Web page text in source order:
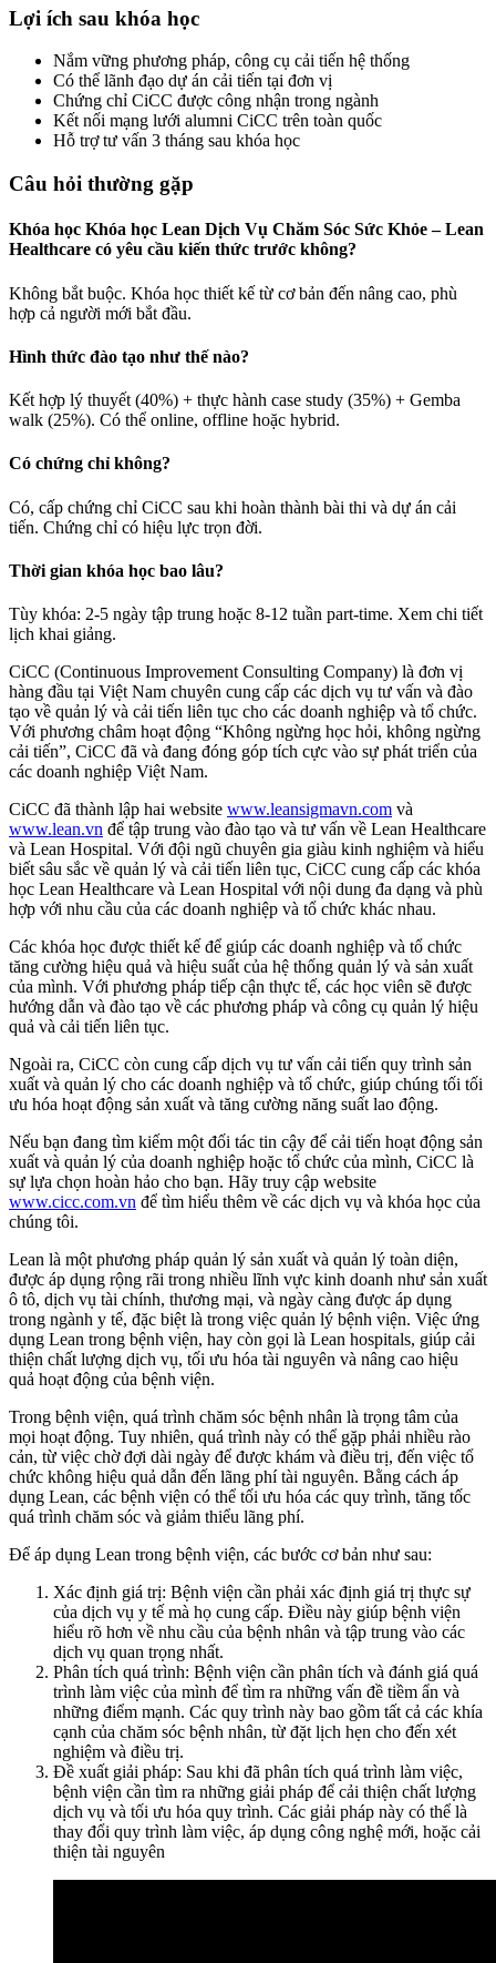
Lợi ích sau khóa học
Nắm vững phương pháp, công cụ cải tiến hệ thống
Có thể lãnh đạo dự án cải tiến tại đơn vị
Chứng chỉ CiCC được công nhận trong ngành
Kết nối mạng lưới alumni CiCC trên toàn quốc
Hỗ trợ tư vấn 3 tháng sau khóa học
Câu hỏi thường gặp
Khóa học Khóa học Lean Dịch Vụ Chăm Sóc Sức Khỏe – Lean
Healthcare có yêu cầu kiến thức trước không?
Không bắt buộc. Khóa học thiết kế từ cơ bản đến nâng cao, phù
hợp cả người mới bắt đầu.
Hình thức đào tạo như thế nào?
Kết hợp lý thuyết (40%) + thực hành case study (35%) + Gemba
walk (25%). Có thể online, offline hoặc hybrid.
Có chứng chỉ không?
Có, cấp chứng chỉ CiCC sau khi hoàn thành bài thi và dự án cải
tiến. Chứng chỉ có hiệu lực trọn đời.
Thời gian khóa học bao lâu?
Tùy khóa: 2-5 ngày tập trung hoặc 8-12 tuần part-time. Xem chi tiết
lịch khai giảng.
CiCC (Continuous Improvement Consulting Company) là đơn vị
hàng đầu tại Việt Nam chuyên cung cấp các dịch vụ tư vấn và đào
tạo về quản lý và cải tiến liên tục cho các doanh nghiệp và tổ chức.
Với phương châm hoạt động “Không ngừng học hỏi, không ngừng
cải tiến”, CiCC đã và đang đóng góp tích cực vào sự phát triển của
các doanh nghiệp Việt Nam.
CiCC đã thành lập hai website www.leansigmavn.com và
www.lean.vn để tập trung vào đào tạo và tư vấn về Lean Healthcare
và Lean Hospital. Với đội ngũ chuyên gia giàu kinh nghiệm và hiểu
biết sâu sắc về quản lý và cải tiến liên tục, CiCC cung cấp các khóa
học Lean Healthcare và Lean Hospital với nội dung đa dạng và phù
hợp với nhu cầu của các doanh nghiệp và tổ chức khác nhau.
Các khóa học được thiết kế để giúp các doanh nghiệp và tổ chức
tăng cường hiệu quả và hiệu suất của hệ thống quản lý và sản xuất
của mình. Với phương pháp tiếp cận thực tế, các học viên sẽ được
hướng dẫn và đào tạo về các phương pháp và công cụ quản lý hiệu
quả và cải tiến liên tục.
Ngoài ra, CiCC còn cung cấp dịch vụ tư vấn cải tiến quy trình sản
xuất và quản lý cho các doanh nghiệp và tổ chức, giúp chúng tối tối
ưu hóa hoạt động sản xuất và tăng cường năng suất lao động.
Nếu bạn đang tìm kiếm một đối tác tin cậy để cải tiến hoạt động sản
xuất và quản lý của doanh nghiệp hoặc tổ chức của mình, CiCC là
sự lựa chọn hoàn hảo cho bạn. Hãy truy cập website
www.cicc.com.vn để tìm hiểu thêm về các dịch vụ và khóa học của
chúng tôi.
Lean là một phương pháp quản lý sản xuất và quản lý toàn diện,
được áp dụng rộng rãi trong nhiều lĩnh vực kinh doanh như sản xuất
ô tô, dịch vụ tài chính, thương mại, và ngày càng được áp dụng
trong ngành y tế, đặc biệt là trong việc quản lý bệnh viện. Việc ứng
dụng Lean trong bệnh viện, hay còn gọi là Lean hospitals, giúp cải
thiện chất lượng dịch vụ, tối ưu hóa tài nguyên và nâng cao hiệu
quả hoạt động của bệnh viện.
Trong bệnh viện, quá trình chăm sóc bệnh nhân là trọng tâm của
mọi hoạt động. Tuy nhiên, quá trình này có thể gặp phải nhiều rào
cản, từ việc chờ đợi dài ngày để được khám và điều trị, đến việc tổ
chức không hiệu quả dẫn đến lãng phí tài nguyên. Bằng cách áp
dụng Lean, các bệnh viện có thể tối ưu hóa các quy trình, tăng tốc
quá trình chăm sóc và giảm thiểu lãng phí.
Để áp dụng Lean trong bệnh viện, các bước cơ bản như sau:
Xác định giá trị: Bệnh viện cần phải xác định giá trị thực sự
của dịch vụ y tế mà họ cung cấp. Điều này giúp bệnh viện
hiểu rõ hơn về nhu cầu của bệnh nhân và tập trung vào các
dịch vụ quan trọng nhất.
Phân tích quá trình: Bệnh viện cần phân tích và đánh giá quá
trình làm việc của mình để tìm ra những vấn đề tiềm ẩn và
những điểm mạnh. Các quy trình này bao gồm tất cả các khía
cạnh của chăm sóc bệnh nhân, từ đặt lịch hẹn cho đến xét
nghiệm và điều trị.
Đề xuất giải pháp: Sau khi đã phân tích quá trình làm việc,
bệnh viện cần tìm ra những giải pháp để cải thiện chất lượng
dịch vụ và tối ưu hóa quy trình. Các giải pháp này có thể là
thay đổi quy trình làm việc, áp dụng công nghệ mới, hoặc cải
thiện tài nguyên